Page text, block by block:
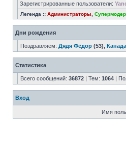
Зарегистрированные пользователи:
Легенда :: Администраторы
Дни рождения
Поздравляем: Дядя Фёдор (53), Канада
Статистика
Всего сообщений: 36872 | Тем: 1064 |
Вход
Имя